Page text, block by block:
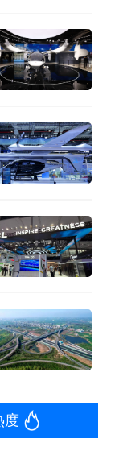
会，对三
上，高校
到，研究
与工程专
提供关键
度